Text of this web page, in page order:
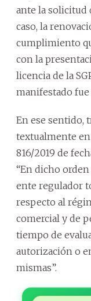
ante la solicitud
caso, la
cumplimiento
con la
licencia de la
manifestado fue
En ese sentido,
textualmente
816/2019 de
“En dicho
ente regulador
respecto al
comercial y de
tiempo de
autorización o
mismas”.